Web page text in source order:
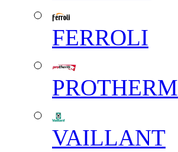
FERROLI
PROTHERM
VAILLANT